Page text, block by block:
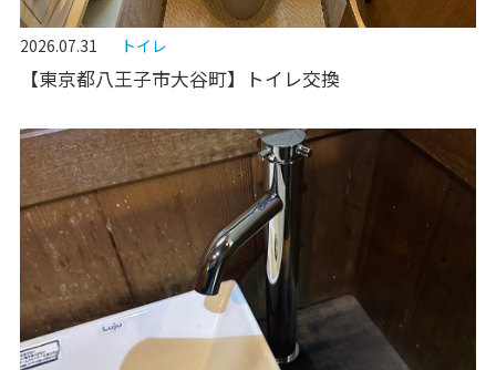
2026.07.31 トイレ
【東京都八王子市大谷町】トイレ交換